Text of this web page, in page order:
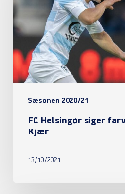
Sæsonen 2020/21
farvel
til
Kjær
FC Helsingør siger
Kjær
13/10/2021